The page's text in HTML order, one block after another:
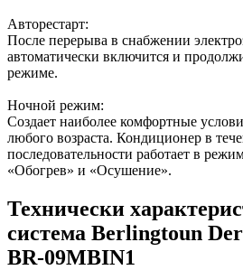
Авторестарт:
После перерыва в снабжении
автоматически включится и
режиме.
Ночной режим:
Создает наиболее комфортные
любого возраста. Кондиционер в
последовательности работает в
«Обогрев» и «Осушение».
Технически
система Berlingtoun
BR-09MBIN1